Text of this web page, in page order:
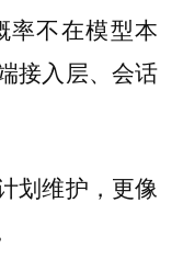
率不在模型本
接入层、会话
划维护，更像